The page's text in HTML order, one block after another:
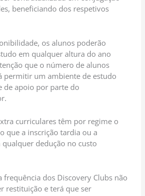
beneficiando dos respetivos
os alunos poderão
em qualquer altura do ano
que o número de alunos
permitir um ambiente de estudo
de apoio por parte do
curriculares têm por regime o
que a inscrição tardia ou a
dedução no custo
frequência dos Discovery Clubs não
restituição e terá que ser